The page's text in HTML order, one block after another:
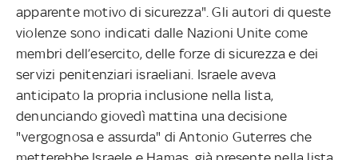
apparente motivo di sicurezza". Gli autori di queste
violenze sono indicati dalle Nazioni Unite come
membri dell’esercito, delle forze di sicurezza e dei
servizi penitenziari israeliani. Israele aveva
anticipato la propria inclusione nella lista,
denunciando giovedì mattina una decisione
"vergognosa e assurda" di Antonio Guterres che